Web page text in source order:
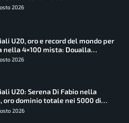
2026
U20, oro e record del mondo per
nella 4×100 mista: Doualla
2026
U20: Serena Di Fabio nella
oro dominio totale nei 5000 di
2026